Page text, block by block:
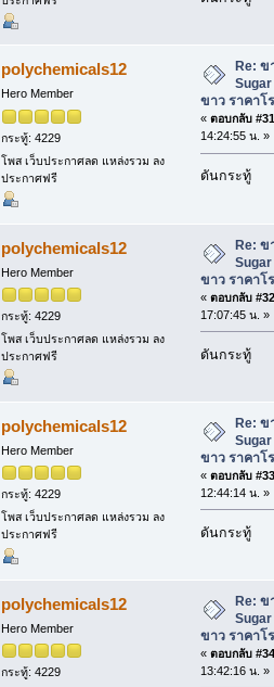
polychemicals12
Hero Member
กระทู้: 4229
โพส เว็บประกาศลด แหล่งรวม ลง
ประกาศฟรี
Re: ข
ขาว ราคาโ
« ตอบกลับ
14:24:55 น. »
ดันกระทู้
polychemicals12
Hero Member
กระทู้: 4229
โพส เว็บประกาศลด แหล่งรวม ลง
ประกาศฟรี
Re: ข
ขาว ราคาโ
« ตอบกลับ
17:07:45 น. »
ดันกระทู้
polychemicals12
Hero Member
กระทู้: 4229
โพส เว็บประกาศลด แหล่งรวม ลง
ประกาศฟรี
Re: ข
ขาว ราคาโ
« ตอบกลับ
12:44:14 น. »
ดันกระทู้
polychemicals12
Hero Member
กระทู้: 4229
Re: ข
ขาว ราคาโ
« ตอบกลับ
13:42:16 น. »